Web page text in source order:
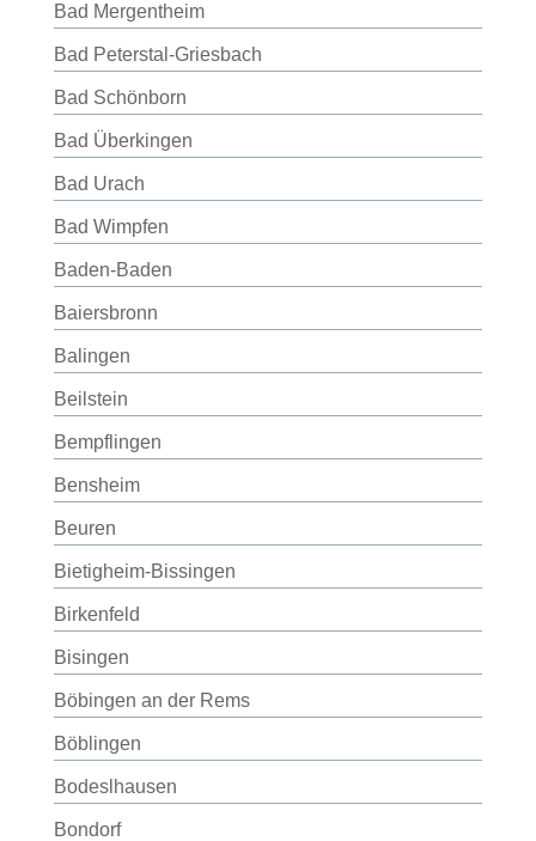
Bad Mergentheim
Bad Peterstal-Griesbach
Bad Schönborn
Bad Überkingen
Bad Urach
Bad Wimpfen
Baden-Baden
Baiersbronn
Balingen
Beilstein
Bempflingen
Bensheim
Beuren
Bietigheim-Bissingen
Birkenfeld
Bisingen
Böbingen an der Rems
Böblingen
Bodeslhausen
Bondorf